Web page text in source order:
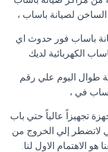
لصيانة باساب ،
باساب فور حدوث اي
الكهربائية لديك
طوال اليوم علي رقم
في ،
تجهيزاً عالياً حتي باب
لاتضطر إلي الخروج من
الاهتمام الاول لنا.